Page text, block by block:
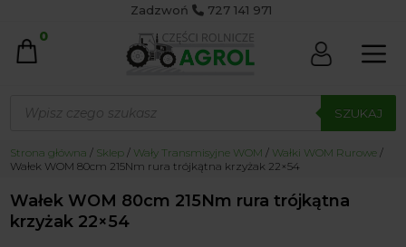
Zadzwoń 727 141 971
0
produktów SZUKAJ
Strona główna / Sklep / Wały Transmisyjne WOM / Wałki WOM Rurowe /
Wałek WOM 80cm 215Nm rura trójkątna krzyżak 22×54
Wałek WOM 80cm 215Nm rura trójkątna
krzyżak 22×54